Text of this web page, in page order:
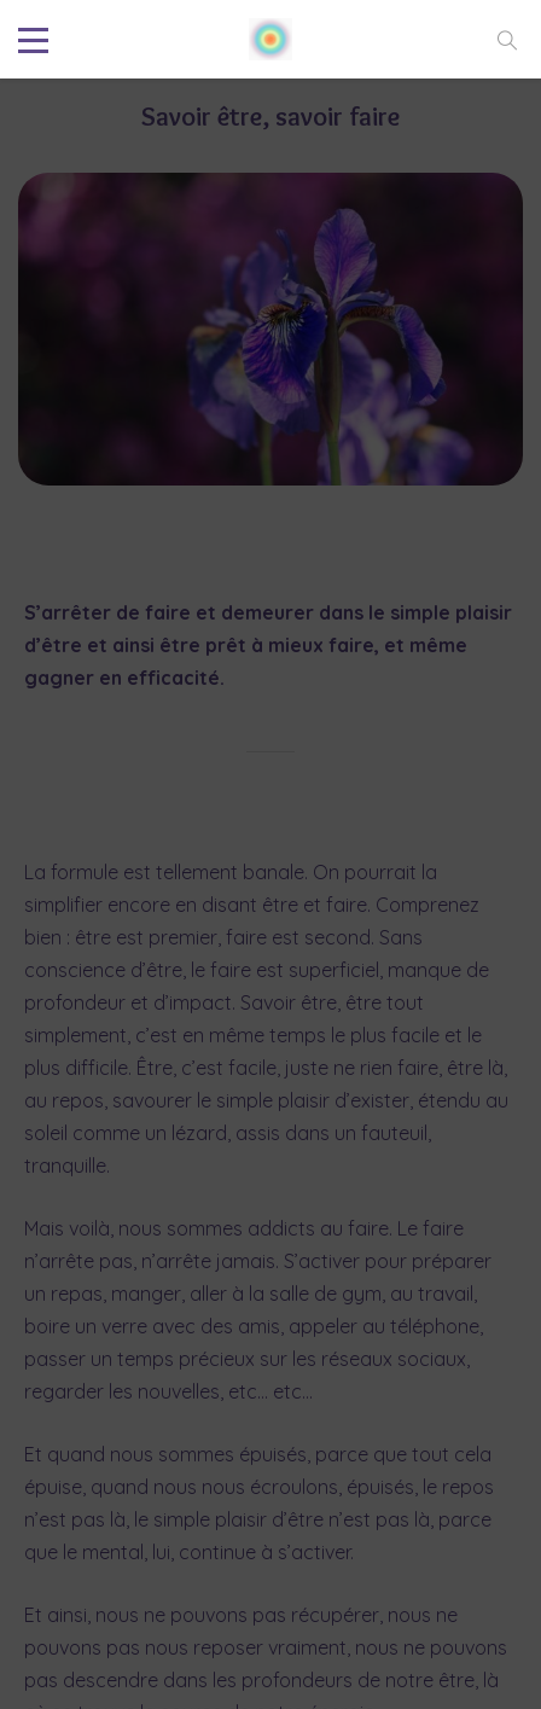
Savoir être, savoir faire
S’arrêter de faire et demeurer dans le simple plaisir
d’être et ainsi être prêt à mieux faire, et même
gagner en efficacité.
La formule est tellement banale. On pourrait la
simplifier encore en disant être et faire. Comprenez
bien : être est premier, faire est second. Sans
conscience d’être, le faire est superficiel, manque de
profondeur et d’impact. Savoir être, être tout
simplement, c’est en même temps le plus facile et le
plus difficile. Être, c’est facile, juste ne rien faire, être là,
au repos, savourer le simple plaisir d’exister, étendu au
soleil comme un lézard, assis dans un fauteuil,
tranquille.
Mais voilà, nous sommes addicts au faire. Le faire
n’arrête pas, n’arrête jamais. S’activer pour préparer
un repas, manger, aller à la salle de gym, au travail,
boire un verre avec des amis, appeler au téléphone,
passer un temps précieux sur les réseaux sociaux,
regarder les nouvelles, etc… etc…
Et quand nous sommes épuisés, parce que tout cela
épuise, quand nous nous écroulons, épuisés, le repos
n’est pas là, le simple plaisir d’être n’est pas là, parce
que le mental, lui, continue à s’activer.
Et ainsi, nous ne pouvons pas récupérer, nous ne
pouvons pas nous reposer vraiment, nous ne pouvons
pas descendre dans les profondeurs de notre être, là